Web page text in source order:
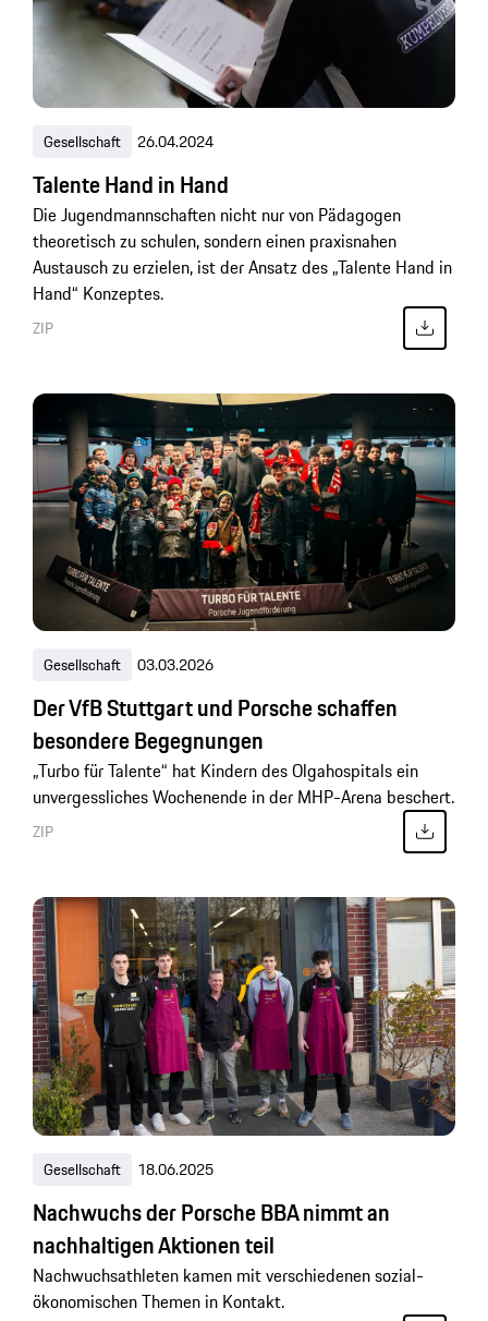
Gesellschaft 26.04.2024
Talente Hand in Hand
Die Jugendmannschaften nicht nur von Pädagogen
theoretisch zu schulen, sondern einen praxisnahen
Austausch zu erzielen, ist der Ansatz des „Talente Hand in
Hand“ Konzeptes.
ZIP
Gesellschaft 03.03.2026
Der VfB Stuttgart und Porsche schaffen
besondere Begegnungen
„Turbo für Talente“ hat Kindern des Olgahospitals ein
unvergessliches Wochenende in der MHP-Arena beschert.
ZIP
Gesellschaft 18.06.2025
Nachwuchs der Porsche BBA nimmt an
nachhaltigen Aktionen teil
Nachwuchsathleten kamen mit verschiedenen sozial-
ökonomischen Themen in Kontakt.